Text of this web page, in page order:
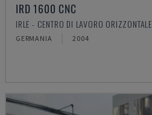
IRD 1600 CNC
IRLE - CENTRO DI LAVORO ORIZZONTALE
GERMANIA 2004